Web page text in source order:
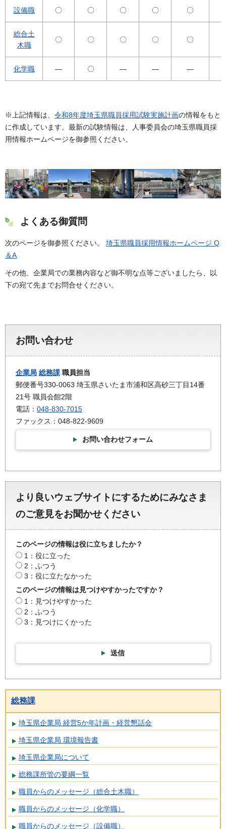
設備職 〇 〇 〇 〇 〇
総合土
木職
〇 〇 〇 〇 〇
化学職 ― 〇 ― ― ―
※上記情報は、 令和8年度埼玉県職員採用試験実施計画の情報をもと
に作成しています。最新の試験情報は、人事委員会の埼玉県職員採
用情報ホームページを御参照ください。
よくある御質問
次のページを御参照ください。 埼玉県職員採用情報ホームページ Q
＆A
その他、企業局での業務内容など御不明な点等ございましたら、以
下の宛て先までお問合せください。
お問い合わせ
企業局 総務課 職員担当
郵便番号330-0063 埼玉県さいたま市浦和区高砂三丁目14番
21号 職員会館2階
電話： 048-830-7015
ファックス：048-822-9609
お問い合わせフォーム
より良いウェブサイトにするためにみなさま
のご意見をお聞かせください
このページの情報は役に立ちましたか？
1：役に立った
2：ふつう
3：役に立たなかった
このページの情報は見つけやすかったですか？
1：見つけやすかった
2：ふつう
3：見つけにくかった
送信
総務課
埼玉県企業局 経営5か年計画・経営懇話会
埼玉県企業局 環境報告書
埼玉県企業局について
総務課所管の要綱一覧
職員からのメッセージ（総合土木職）
職員からのメッセージ（化学職）
職員からのメッセージ（設備職）